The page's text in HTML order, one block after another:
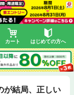
カート はじめての方へ
が結局、正しい